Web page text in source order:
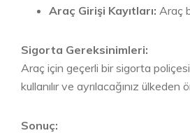
Araç Girişi Kayıtları: Araç
Sigorta Gereksinimleri:
Araç için geçerli bir sigorta
kullanılır ve ayrılacağınız ülkeden
Sonuç: